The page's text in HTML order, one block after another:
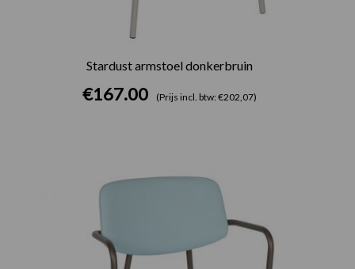
Stardust armstoel donkerbruin
€167.00 (Prijs incl. btw: €202,07)